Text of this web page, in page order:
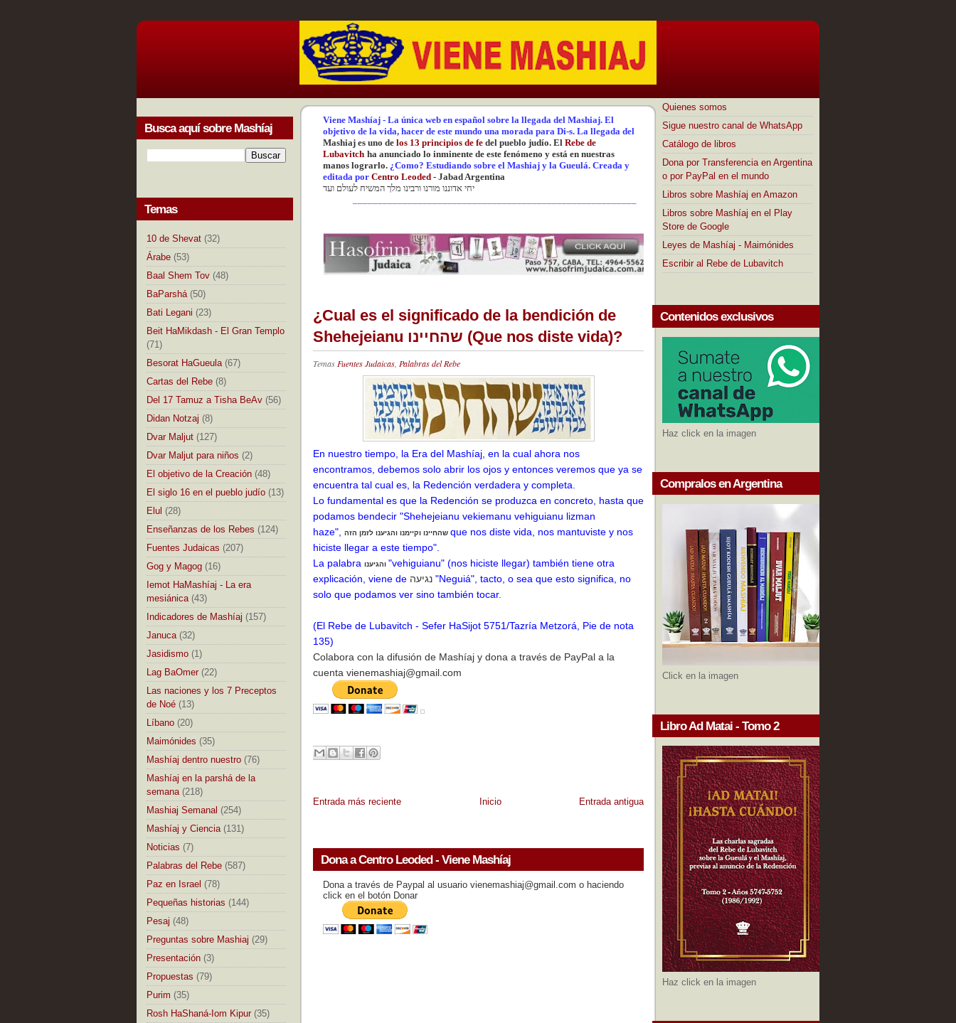
Busca aquí sobre Mashíaj
Temas
10 de Shevat (32)
Árabe (53)
Baal Shem Tov (48)
BaParshá (50)
Bati Legani (23)
Beit HaMikdash - El Gran Templo
(71)
Besorat HaGueula (67)
Cartas del Rebe (8)
Del 17 Tamuz a Tisha BeAv (56)
Didan Notzaj (8)
Dvar Maljut (127)
Dvar Maljut para niños (2)
El objetivo de la Creación (48)
El siglo 16 en el pueblo judío (13)
Elul (28)
Enseñanzas de los Rebes (124)
Fuentes Judaicas (207)
Gog y Magog (16)
Iemot HaMashíaj - La era
mesiánica (43)
Indicadores de Mashíaj (157)
Januca (32)
Jasidismo (1)
Lag BaOmer (22)
Las naciones y los 7 Preceptos
de Noé (13)
Líbano (20)
Maimónides (35)
Mashíaj dentro nuestro (76)
Mashíaj en la parshá de la
semana (218)
Mashiaj Semanal (254)
Mashíaj y Ciencia (131)
Noticias (7)
Palabras del Rebe (587)
Paz en Israel (78)
Pequeñas historias (144)
Pesaj (48)
Preguntas sobre Mashiaj (29)
Presentación (3)
Propuestas (79)
Purim (35)
Rosh HaShaná-Iom Kipur (35)
Viene Mashíaj - La única web en español sobre la llegada del Mashiaj. El
objetivo de la vida, hacer de este mundo una morada para Di-s. La llegada del
Mashiaj es uno de los 13 principios de fe del pueblo judío. El Rebe de
Lubavitch ha anunciado lo inminente de este fenómeno y está en nuestras
manos lograrlo. ¿Como? Estudiando sobre el Mashiaj y la Gueulá. Creada y
editada por Centro Leoded - Jabad Argentina
יחי אדוננו מורנו ורבינו מלך המשיח לעולם ועד
¿Cual es el significado de la bendición de
Shehejeianu שהחיינו (Que nos diste vida)?
Temas Fuentes Judaicas Palabras del Rebe
En nuestro tiempo, la Era del Mashíaj, en la cual ahora nos
encontramos, debemos solo abrir los ojos y entonces veremos que ya se
encuentra tal cual es, la Redención verdadera y completa.
Lo fundamental es que la Redención se produzca en concreto, hasta que
podamos bendecir "Shehejeianu vekiemanu vehiguianu lizman
haze",
שהחיינו וקיימנו והגיענו לזמן הזה
que nos diste vida, nos mantuviste y nos
hiciste llegar a este tiempo".
La palabra
"vehiguianu" (nos hiciste llegar) también tiene otra
explicación, viene de נגיעה "Neguiá", tacto, o sea que esto significa, no
solo que podamos ver sino también tocar.
(El Rebe de Lubavitch - Sefer HaSijot 5751/Tazría Metzorá, Pie de nota
135)
Colabora con la difusión de Mashíaj y dona a través de PayPal a la
cuenta vienemashiaj@gmail.com
Entrada más reciente Entrada antigua
Inicio
Dona a Centro Leoded - Viene Mashíaj
Dona a través de Paypal al usuario vienemashiaj@gmail.com o haciendo
click en el botón Donar
Quienes somos
Sigue nuestro canal de WhatsApp
Catálogo de libros
Dona por Transferencia en Argentina
o por PayPal en el mundo
Libros sobre Mashíaj en Amazon
Libros sobre Mashíaj en el Play
Store de Google
Leyes de Mashíaj - Maimónides
Escribir al Rebe de Lubavitch
Contenidos exclusivos
Haz click en la imagen
Compralos en Argentina
Click en la imagen
Libro Ad Matai - Tomo 2
Haz click en la imagen